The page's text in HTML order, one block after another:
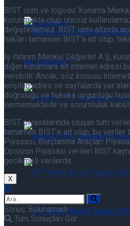
Bilanço Günlükleri 2Q26-
Başlamadan Bitmiş Savaş,
FX Teknik Analiz Raporu 05/
Bilanço Günlükleri 2Q26-
Başlamadan Bitmiş Savaş,
BIST isim ve logosu ‘Koruma Marka
korunmakta olup izinsiz
değiştirilemez. BIST ismi altında
hakları tamamen BIST’a ait olup,
İş Yatırım Menkul Değerler A.Ş,
diğer kurumlara ait internet adresi
verebilir. Ancak, söz konusu
erişilen adres ve sayfalarda yer
doğruluğu ve hukuka uygunluğu
vermemektedir ve sorumluluk
BIST piyasalarında oluşan tüm
tamamen BIST’e ait olup, bu veriler
Piyasası, Borçlanma Araçları
Opsiyon Piyasası verileri BIST
gecikmeli verilerdir.
X
Sonuç Bulunamadı
Tüm Sonuçları Gör